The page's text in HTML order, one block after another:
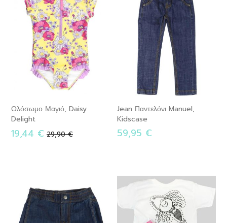
Ολόσωμο Μαγιό, Daisy
Delight
19,44 € Κανονική
29,90 €
Jean Παντελόνι Manuel,
Kidscase
59,95 €